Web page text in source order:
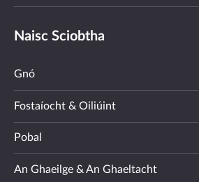
Naisc Sciobtha
Gnó
Fostaíocht & Oiliúint
Pobal
An Ghaeilge & An Ghaeltacht